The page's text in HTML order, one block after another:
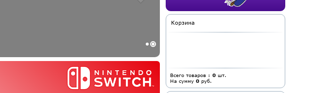
Корзина
Всего товаров : 0 шт.
На сумму 0 руб.